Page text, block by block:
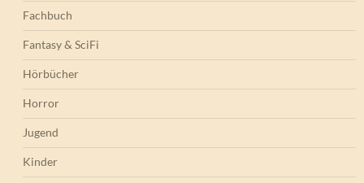
Fachbuch
Fantasy & SciFi
Hörbücher
Horror
Jugend
Kinder